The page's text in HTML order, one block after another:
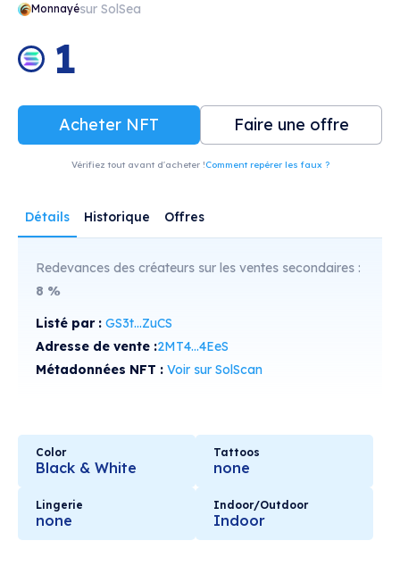
Monnayésur SolSea
1
Acheter NFT Faire une offre
Vérifiez tout avant d'acheter !Comment repérer les faux ?
Détails Historique Offres
Redevances des créateurs sur les ventes secondaires :
8 %
Listé par : GS3t...ZuCS
Adresse de vente :2MT4...4EeS
Métadonnées NFT : Voir sur SolScan
Color
Black & White
Tattoos
none
Lingerie
none
Indoor/Outdoor
Indoor